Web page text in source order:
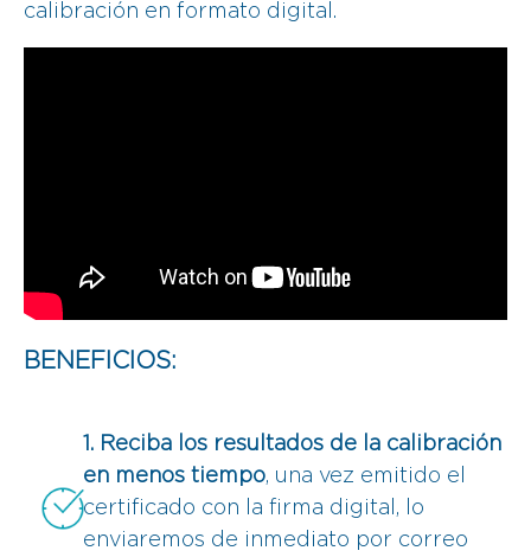
calibración en formato digital.
BENEFICIOS:
1. Reciba los resultados de la calibración
en menos tiempo, una vez emitido el
certificado con la firma digital, lo
enviaremos de inmediato por correo